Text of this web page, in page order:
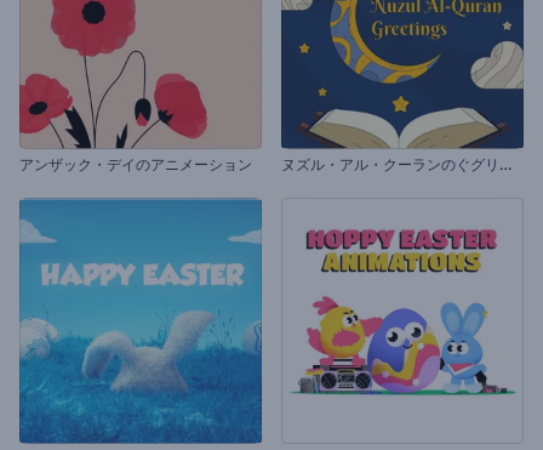
アンザック・デイのアニメーション ヌ
ズル・アル・クーランのぐグリティング動画